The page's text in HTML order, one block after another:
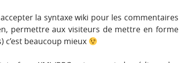
la syntaxe wiki pour les commentaires
permettre aux visiteurs de mettre en forme
c’est beaucoup mieux